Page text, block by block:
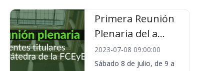
Primera Reunión
Plenaria del a...
2023-07-08 09:00:00
Sábado 8 de julio, de 9 a